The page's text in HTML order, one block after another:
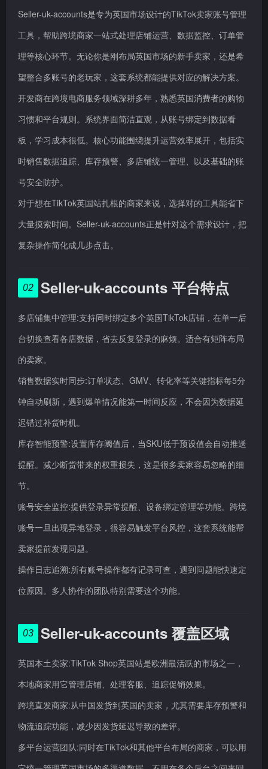
Seller-uk-accounts是专为英国市场设计的TikTok卖家账号管理
工具，帮助跨境商家一站式处理店铺运营、数据监控、订单管
理等核心环节。无论你是刚布局英国市场的新手卖家，还是希
望整合多账号的老玩家，这套系统都能提供对应的解决方案。
开发商在跨境电商服务领域深耕多年，熟悉英国消费者的购物
习惯和平台规则。系统界面简洁直观，从账号绑定到数据看
板，学习成本很低。核心功能围绕提升运营效率展开，包括实
时销售数据追踪、库存预警、多店铺统一管理、以及基础的账
号安全防护。
对于想在TikTok英国站扎根的商家来说，选择对的工具能省下
大量摸索时间。Seller-uk-accounts正是针对这个需求设计，把
复杂操作简化成几步点击。
02 Seller-uk-accounts 平台特点
多店铺集中管理:支持同时绑定多个英国TikTok店铺，在单一后
台切换查看各店数据，省去反复登录的麻烦。适合有矩阵布局
的卖家。
销售数据实时同步:订单状态、GMV、转化率等关键指标每5分
钟自动刷新，遇到爆单情况能第一时间反应，不会因为数据延
迟错过补货时机。
库存智能预警:设置库存阈值后，当SKU低于预设值会自动推送
提醒。减少断货带来的权重损失，这是很多卖家容易忽略的细
节。
账号安全监控:提供登录异常提醒、设备绑定管理等功能。跨境
账号一旦出现异地登录，很容易触发平台风控，这套系统能帮
卖家提前发现问题。
操作日志追溯:所有账号操作都有记录可查，遇到问题能快速定
位原因。多人协作的团队特别需要这个功能。
03 Seller-uk-accounts 覆盖区域
英国本土卖家:TikTok Shop英国站是欧洲最活跃的市场之一，
本地商家用它管理店铺、处理客服、追踪促销效果。
跨境直发商家:从中国发货到英国的卖家，尤其需要库存预警和
物流追踪功能，减少因发货延迟导致的差评。
多平台运营团队:同时在TikTok和其他平台布局的商家，可以用